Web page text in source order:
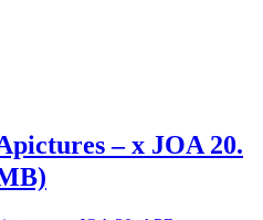
– x JOA 20.